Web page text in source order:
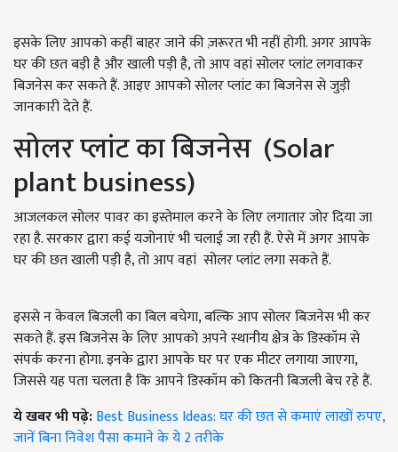
इसके लिए आपको कहीं बाहर जाने की ज़रूरत भी नहीं होगी. अगर आपके
घर की छत बड़ी है और खाली पड़ी है, तो आप वहां सोलर प्लांट लगवाकर
बिजनेस कर सकते हैं. आइए आपको सोलर प्लांट का बिजनेस से जुड़ी
जानकारी देते हैं.
सोलर प्लांट का बिजनेस (Solar
plant business)
आजलकल सोलर पावर का इस्तेमाल करने के लिए लगातार जोर दिया जा
रहा है. सरकार द्वारा कई यजोनाएं भी चलाई जा रही हैं. ऐसे में अगर आपके
घर की छत खाली पड़ी है, तो आप वहां सोलर प्लांट लगा सकते हैं.
इससे न केवल बिजली का बिल बचेगा, बल्कि आप सोलर बिजनेस भी कर
सकते हैं. इस बिजनेस के लिए आपको अपने स्थानीय क्षेत्र के डिस्कॉम से
संपर्क करना होगा. इनके द्वारा आपके घर पर एक मीटर लगाया जाएगा,
जिससे यह पता चलता है कि आपने डिस्कॉम को कितनी बिजली बेच रहे हैं.
ये खबर भी पढ़े:Best Business Ideas: घर की छत से कमाएं लाखों रुपए,
जानें बिना निवेश पैसा कमाने के ये 2 तरीके